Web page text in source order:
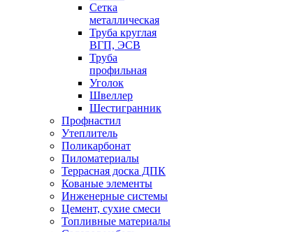
Сетка
металлическая
Труба круглая
ВГП, ЭСВ
Труба
профильная
Уголок
Швеллер
Шестигранник
Профнастил
Утеплитель
Поликарбонат
Пиломатериалы
Террасная доска ДПК
Кованые элементы
Инженерные системы
Цемент, сухие смеси
Топливные материалы